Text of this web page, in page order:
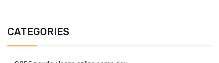
CATEGORIES